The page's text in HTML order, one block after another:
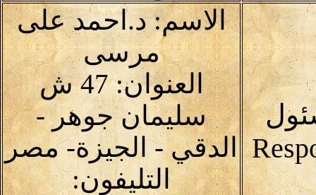
الاسم: د.احمد على
مرسى
العنوان: 47 ش
سليمان جوهر -
الدقي - الجيزة- مصر
التليفون: